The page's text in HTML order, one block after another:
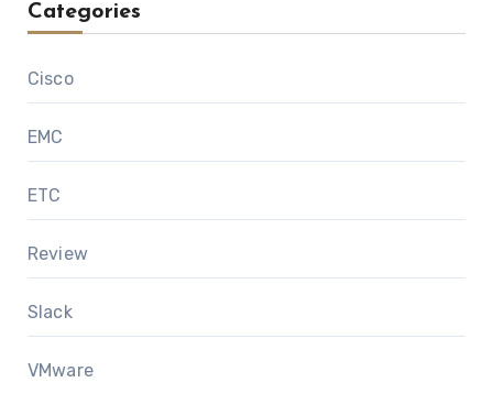
Categories
Cisco
EMC
ETC
Review
Slack
VMware